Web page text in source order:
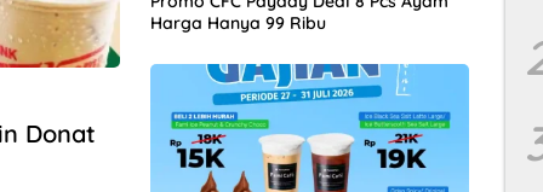
Donat
Harga Hanya 99 Ribu